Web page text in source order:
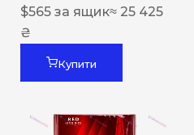
$565 за ящик≈ 25 425
₴
Купити